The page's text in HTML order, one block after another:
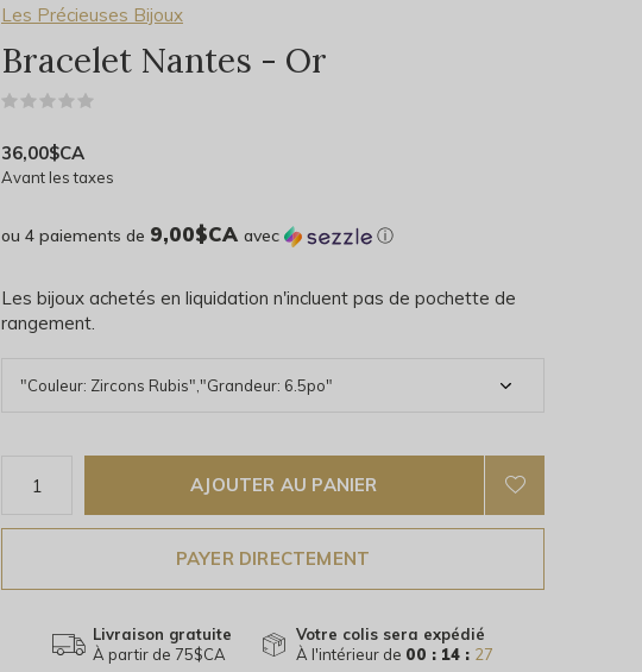
Les Précieuses Bijoux
Bracelet Nantes - Or
36,00$CA
Avant les taxes
ou 4 paiements de 9,00$CA avec ⓘ
Les bijoux achetés en liquidation n'incluent pas de pochette de
rangement.
AJOUTER AU PANIER
PAYER DIRECTEMENT
Livraison gratuite
À partir de 75$CA
Votre colis sera expédié
À l'intérieur de 00 : 14 : 26